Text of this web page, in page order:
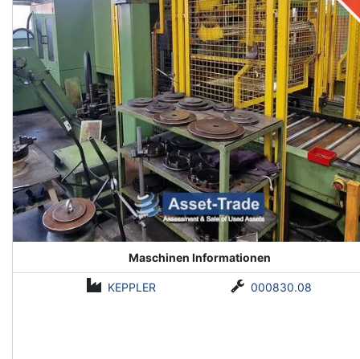
Maschinen Informationen
KEPPLER 000830.08